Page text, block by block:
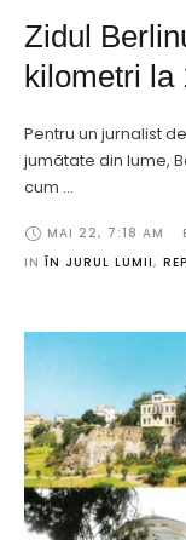
Zidul
kilometri la
Pentru un jurnalist
jumătate din lume,
cum …
MAI 22, 7:18 AM
IN ÎN JURUL LUMII,